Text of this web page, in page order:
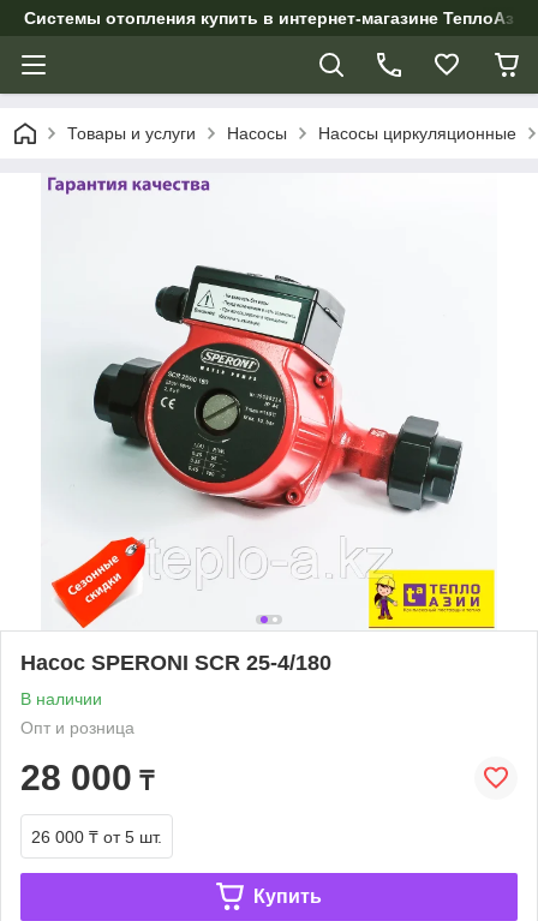
Системы отопления купить в интернет-магазине ТеплоАзии
Товары и услуги Насосы Насосы циркуляционные
Насос SPERONI SCR 25-4/180
В наличии
Опт и розница
28 000 ₸
26 000 ₸ от 5 шт.
Купить